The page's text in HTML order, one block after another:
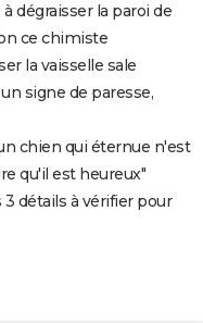
dégraisser la paroi de
ce chimiste
la vaisselle sale
signe de paresse,
chien qui éternue n'est
qu'il est heureux"
détails à vérifier pour